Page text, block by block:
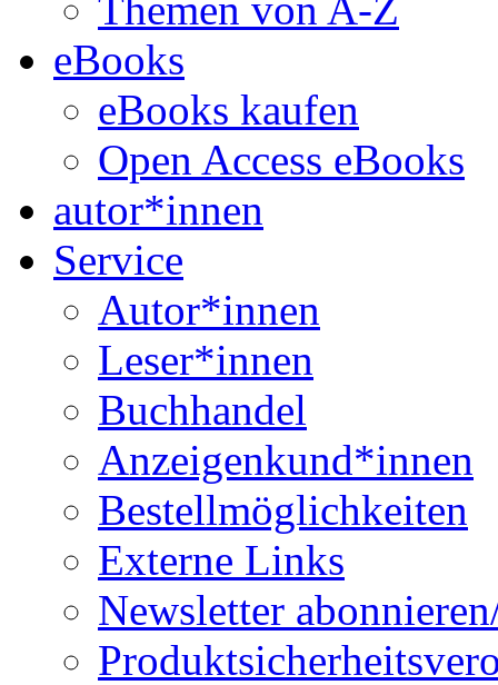
eBooks
eBooks kaufen
Open Access eBooks
autor*innen
Service
Autor*innen
Leser*innen
Buchhandel
Anzeigenkund*innen
Bestellmöglichkeiten
Externe Links
Newsletter